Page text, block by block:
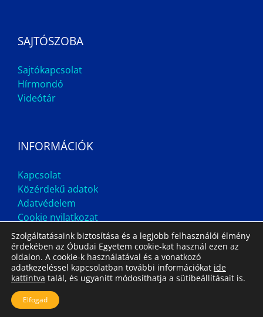
SAJTÓSZOBA
Sajtókapcsolat
Hírmondó
Videótár
INFORMÁCIÓK
Kapcsolat
Közérdekű adatok
Adatvédelem
Cookie nyilatkozat
Impresszum
Szolgáltatásaink biztosítása és a legjobb felhasználói élmény
érdekében az Óbudai Egyetem cookie-kat használ ezen az
oldalon. A cookie-k használatával és a vonatkozó
adatkezeléssel kapcsolatban további információkat ide
kattintva talál, és ugyanitt módosíthatja a sütibeállításait is.
Elfogad